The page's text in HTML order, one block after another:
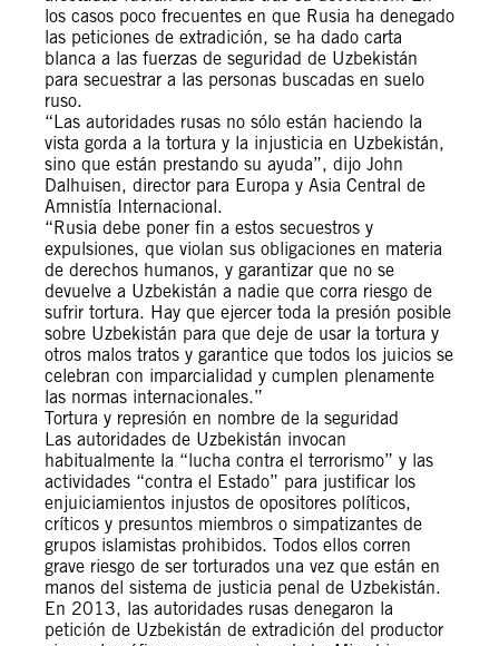
los casos poco frecuentes en que Rusia ha denegado
las peticiones de extradición, se ha dado carta
blanca a las fuerzas de seguridad de Uzbekistán
para secuestrar a las personas buscadas en suelo
ruso.
“Las autoridades rusas no sólo están haciendo la
vista gorda a la tortura y la injusticia en Uzbekistán,
sino que están prestando su ayuda”, dijo John
Dalhuisen, director para Europa y Asia Central de
Amnistía Internacional.
“Rusia debe poner fin a estos secuestros y
expulsiones, que violan sus obligaciones en materia
de derechos humanos, y garantizar que no se
devuelve a Uzbekistán a nadie que corra riesgo de
sufrir tortura. Hay que ejercer toda la presión posible
sobre Uzbekistán para que deje de usar la tortura y
otros malos tratos y garantice que todos los juicios se
celebran con imparcialidad y cumplen plenamente
las normas internacionales.”
Tortura y represión en nombre de la seguridad
Las autoridades de Uzbekistán invocan
habitualmente la “lucha contra el terrorismo” y las
actividades “contra el Estado” para justificar los
enjuiciamientos injustos de opositores políticos,
críticos y presuntos miembros o simpatizantes de
grupos islamistas prohibidos. Todos ellos corren
grave riesgo de ser torturados una vez que están en
manos del sistema de justicia penal de Uzbekistán.
En 2013, las autoridades rusas denegaron la
petición de Uzbekistán de extradición del productor